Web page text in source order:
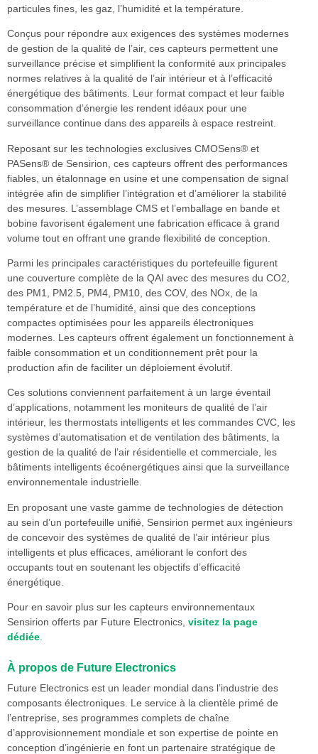
particules fines, les gaz, l’humidité et la température.
Conçus pour répondre aux exigences des systèmes modernes
de gestion de la qualité de l’air, ces capteurs permettent une
surveillance précise et simplifient la conformité aux principales
normes relatives à la qualité de l’air intérieur et à l’efficacité
énergétique des bâtiments. Leur format compact et leur faible
consommation d’énergie les rendent idéaux pour une
surveillance continue dans des appareils à espace restreint.
Reposant sur les technologies exclusives CMOSens® et
PASens® de Sensirion, ces capteurs offrent des performances
fiables, un étalonnage en usine et une compensation de signal
intégrée afin de simplifier l’intégration et d’améliorer la stabilité
des mesures. L’assemblage CMS et l’emballage en bande et
bobine favorisent également une fabrication efficace à grand
volume tout en offrant une grande flexibilité de conception.
Parmi les principales caractéristiques du portefeuille figurent
une couverture complète de la QAI avec des mesures du CO2,
des PM1, PM2.5, PM4, PM10, des COV, des NOx, de la
température et de l’humidité, ainsi que des conceptions
compactes optimisées pour les appareils électroniques
modernes. Les capteurs offrent également un fonctionnement à
faible consommation et un conditionnement prêt pour la
production afin de faciliter un déploiement évolutif.
Ces solutions conviennent parfaitement à un large éventail
d’applications, notamment les moniteurs de qualité de l’air
intérieur, les thermostats intelligents et les commandes CVC, les
systèmes d’automatisation et de ventilation des bâtiments, la
gestion de la qualité de l’air résidentielle et commerciale, les
bâtiments intelligents écoénergétiques ainsi que la surveillance
environnementale industrielle.
En proposant une vaste gamme de technologies de détection
au sein d’un portefeuille unifié, Sensirion permet aux ingénieurs
de concevoir des systèmes de qualité de l’air intérieur plus
intelligents et plus efficaces, améliorant le confort des
occupants tout en soutenant les objectifs d’efficacité
énergétique.
Pour en savoir plus sur les capteurs environnementaux
Sensirion offerts par Future Electronics, visitez la page
dédiée
À propos de Future Electronics
Future Electronics est un leader mondial dans l’industrie des
composants électroniques. Le service à la clientèle primé de
l’entreprise, ses programmes complets de chaîne
d’approvisionnement mondiale et son expertise de pointe en
conception d’ingénierie en font un partenaire stratégique de